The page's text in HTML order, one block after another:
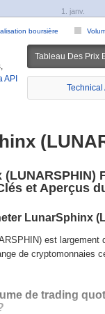
boursière
1. janv.
API
Tableau Des Prix
Technical
et Aperçus
LunarSphinx
est largement
de cryptomonnaies
de trading